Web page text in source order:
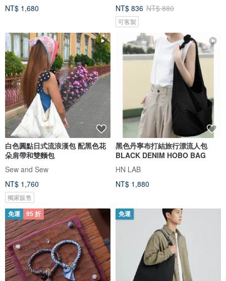
NT$ 1,680
NT$ 836 NT$ 880
可客製
白色圓點日式流浪漢包 配黑色花
朵肩帶和雙麵包
Sew and Sew
NT$ 1,760
獨家販售
黑色丹寧布打結旅行漂流人包
BLACK DENIM HOBO BAG
HN LAB
NT$ 1,880
免運 95 折 免運